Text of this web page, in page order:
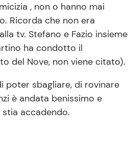
, non o hanno mai
Ricorda che non era
tv. Stefano e Fazio insieme
ha condotto il
del Nove, non viene citato).
poter sbagliare, di rovinare
è andata benissimo e
accadendo.